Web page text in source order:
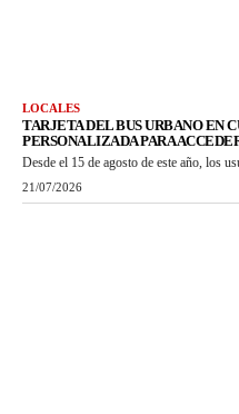
LOCALES
TARJETA DEL BUS URBANO EN
PERSONALIZADA PARA
Desde el 15 de agosto de este año, los
21/07/2026